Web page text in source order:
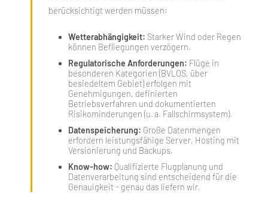
berücksichtigt werden müssen:
Wetterabhängigkeit: Starker Wind oder Regen
können Befliegungen verzögern.
Regulatorische Anforderungen: Flüge in
besonderen Kategorien (BVLOS, über
besiedeltem Gebiet) erfolgen mit
Genehmigungen, definierten
Betriebsverfahren und dokumentierten
Risikominderungen (u. a. Fallschirmsystem).
Datenspeicherung: Große Datenmengen
erfordern leistungsfähige Server, Hosting mit
Versionierung und Backups.
Know-how: Qualifizierte Flugplanung und
Datenverarbeitung sind entscheidend für die
Genauigkeit - genau das liefern wir.